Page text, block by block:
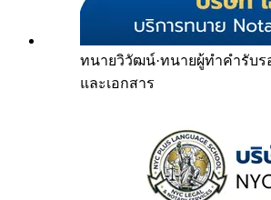
ทนายวิวัฒน์·ทนายผู้ทำคำรับร
และเอกสาร